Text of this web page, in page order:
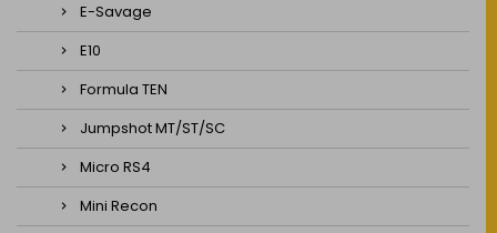
E-Savage
E10
Formula TEN
Jumpshot MT/ST/SC
Micro RS4
Mini Recon